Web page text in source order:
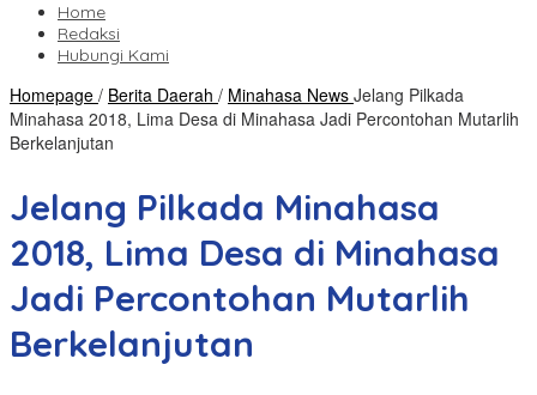
Home
Redaksi
Hubungi Kami
Homepage / Berita Daerah / Minahasa News Jelang Pilkada
Minahasa 2018, Lima Desa di Minahasa Jadi Percontohan Mutarlih
Berkelanjutan
Jelang Pilkada Minahasa
2018, Lima Desa di Minahasa
Jadi Percontohan Mutarlih
Berkelanjutan